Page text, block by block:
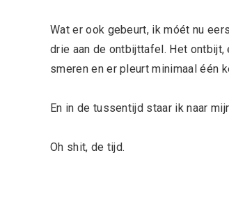
Wat er ook gebeurt, ik móét nu
drie aan de ontbijttafel. Het
smeren en er pleurt minimaal één
En in de tussentijd staar ik naar
Oh shit, de tijd.